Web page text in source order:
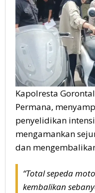
Kapolresta
Permana,
penyelidikan
mengamankan
dan
“Total sepeda
kembalikan